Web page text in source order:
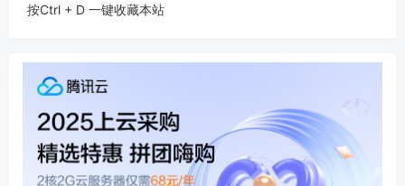
按Ctrl + D 一键收藏本站